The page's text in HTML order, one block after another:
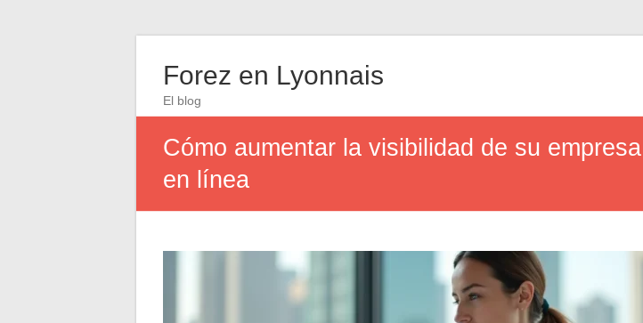
Forez en Lyonnais
El blog
Cómo aumentar la visibilidad de su
en línea